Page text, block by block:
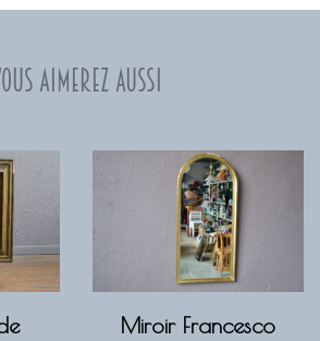
aimerez aussi
Miroir Francesco